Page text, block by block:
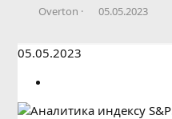
А
о
т
м
Overton
Д
а
05.05.2023
05.05.2023